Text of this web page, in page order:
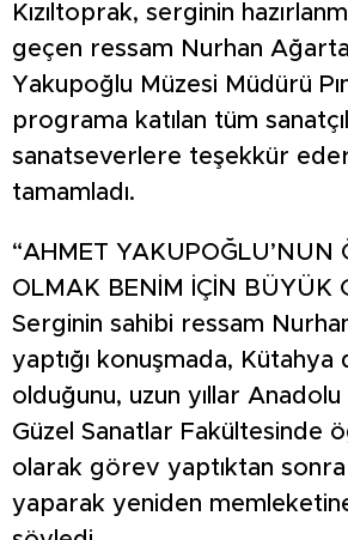
Kızıltoprak, serginin
geçen ressam Nurhan
Yakupoğlu Müzesi Müdürü
programa katılan tüm
sanatseverlere teşekkür
tamamladı.
“AHMET YAKUPOĞLU’NUN
OLMAK BENİM İÇİN BÜYÜK
Serginin sahibi ressam
yaptığı konuşmada, Kütahya
olduğunu, uzun yıllar
Güzel Sanatlar Fakültesinde
olarak görev yaptıktan
yaparak yeniden